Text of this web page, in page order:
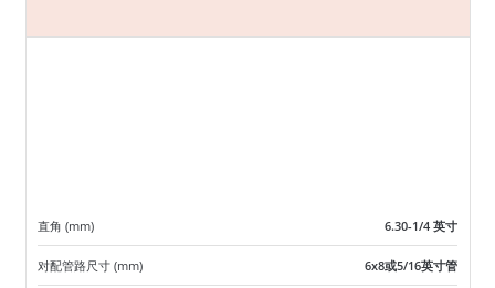
直角 (mm) 6.30-1/4 英寸
对配管路尺寸 (mm) 6x8或5/16英寸管